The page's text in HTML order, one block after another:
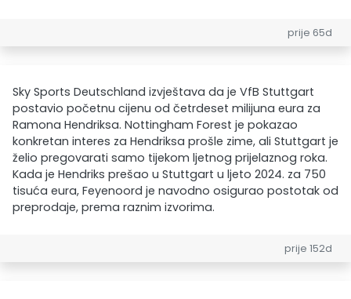
prije 65d
Sky Sports Deutschland izvještava da je VfB Stuttgart
postavio početnu cijenu od četrdeset milijuna eura za
Ramona Hendriksa. Nottingham Forest je pokazao
konkretan interes za Hendriksa prošle zime, ali Stuttgart je
želio pregovarati samo tijekom ljetnog prijelaznog roka.
Kada je Hendriks prešao u Stuttgart u ljeto 2024. za 750
tisuća eura, Feyenoord je navodno osigurao postotak od
preprodaje, prema raznim izvorima.
prije 152d